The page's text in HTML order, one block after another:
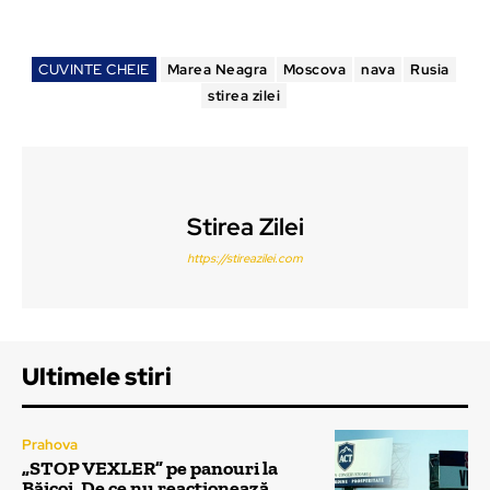
CUVINTE CHEIE Marea Neagra Moscova nava
Rusia
stirea zilei
Stirea Zilei
https://stireazilei.com
Ultimele stiri
Prahova
„STOP VEXLER” pe panouri la